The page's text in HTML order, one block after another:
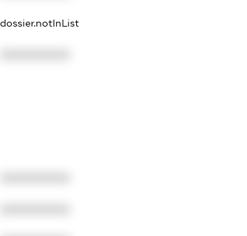
dossier.notInList